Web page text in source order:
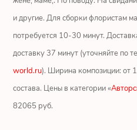
Альстромерии
Герберы
Показать еще
и другие. Для сборки флористам
потребуется 10-30 минут.
доставку 37 минут (уточняйте по
world.ru). Ширина композиции: от
состава. Цены в категории «
82065 руб.